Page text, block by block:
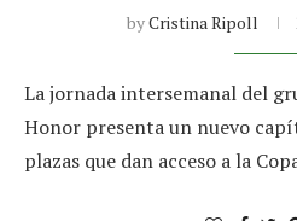
byCristina Ripoll
La jornada intersemanal del
Honor presenta un nuevo
plazas que dan acceso a la